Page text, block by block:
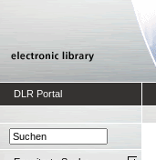
DLR Portal